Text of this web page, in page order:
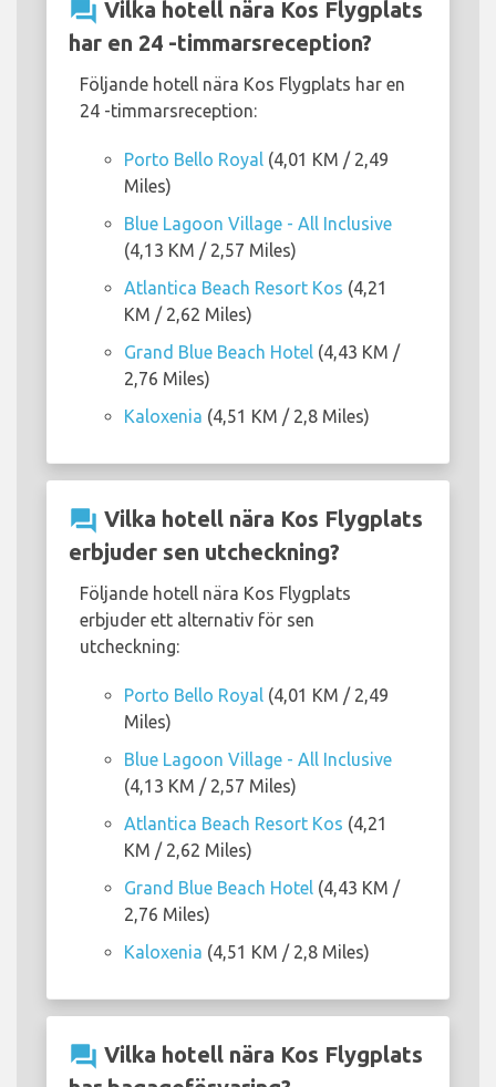
question_answer Vilka hotell nära Kos Flygplats
har en 24 -timmarsreception?
Följande hotell nära Kos Flygplats har en
24 -timmarsreception:
Porto Bello Royal (4,01 KM / 2,49
Miles)
Blue Lagoon Village - All Inclusive
(4,13 KM / 2,57 Miles)
Atlantica Beach Resort Kos (4,21
KM / 2,62 Miles)
Grand Blue Beach Hotel (4,43 KM /
2,76 Miles)
Kaloxenia (4,51 KM / 2,8 Miles)
question_answer Vilka hotell nära Kos Flygplats
erbjuder sen utcheckning?
Följande hotell nära Kos Flygplats
erbjuder ett alternativ för sen
utcheckning:
Porto Bello Royal (4,01 KM / 2,49
Miles)
Blue Lagoon Village - All Inclusive
(4,13 KM / 2,57 Miles)
Atlantica Beach Resort Kos (4,21
KM / 2,62 Miles)
Grand Blue Beach Hotel (4,43 KM /
2,76 Miles)
Kaloxenia (4,51 KM / 2,8 Miles)
question_answer Vilka hotell nära Kos Flygplats